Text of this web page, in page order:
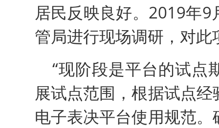
居民反映良好。2019年
管局进行现场调研，对
“现阶段是平台的试点
展试点范围，根据试点
电子表决平台使用规范